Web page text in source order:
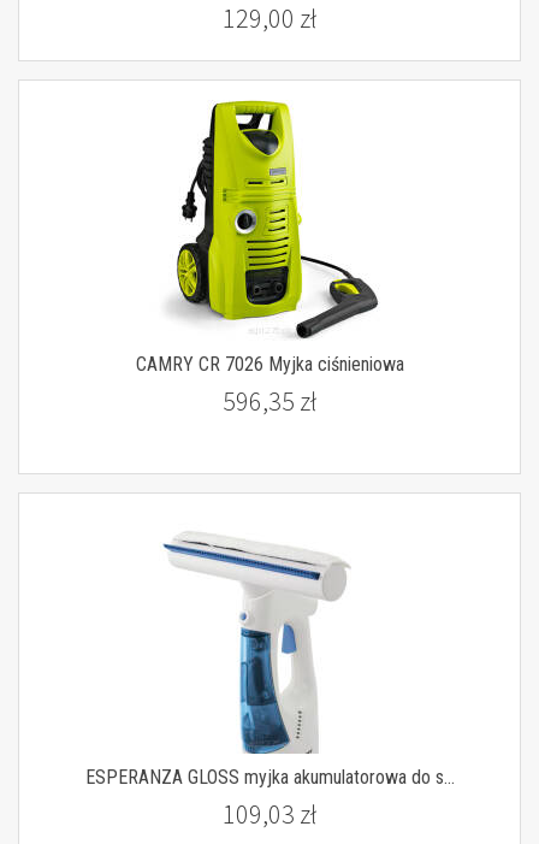
129,00 zł
CAMRY CR 7026 Myjka ciśnieniowa
596,35 zł
ESPERANZA GLOSS myjka akumulatorowa do s...
109,03 zł